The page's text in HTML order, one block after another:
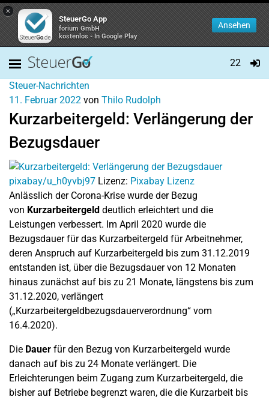
×
SteuerGo App
forium GmbH
kostenlos - In Google Play
Ansehen
22
Steuer-Nachrichten
11. Februar 2022 von Thilo Rudolph
Kurzarbeitergeld: Verlängerung der
Bezugsdauer
pixabay/u_h0yvbj97 Lizenz: Pixabay Lizenz
Anlässlich der Corona-Krise wurde der Bezug
von Kurzarbeitergeld deutlich erleichtert und die
Leistungen verbessert. Im April 2020 wurde die
Bezugsdauer für das Kurzarbeitergeld für Arbeitnehmer,
deren Anspruch auf Kurzarbeitergeld bis zum 31.12.2019
entstanden ist, über die Bezugsdauer von 12 Monaten
hinaus zunächst auf bis zu 21 Monate, längstens bis zum
31.12.2020, verlängert
(„Kurzarbeitergeldbezugsdauerverordnung“ vom
16.4.2020).
Die Dauer für den Bezug von Kurzarbeitergeld wurde
danach auf bis zu 24 Monate verlängert. Die
Erleichterungen beim Zugang zum Kurzarbeitergeld, die
bisher auf Betriebe begrenzt waren, die die Kurzarbeit bis